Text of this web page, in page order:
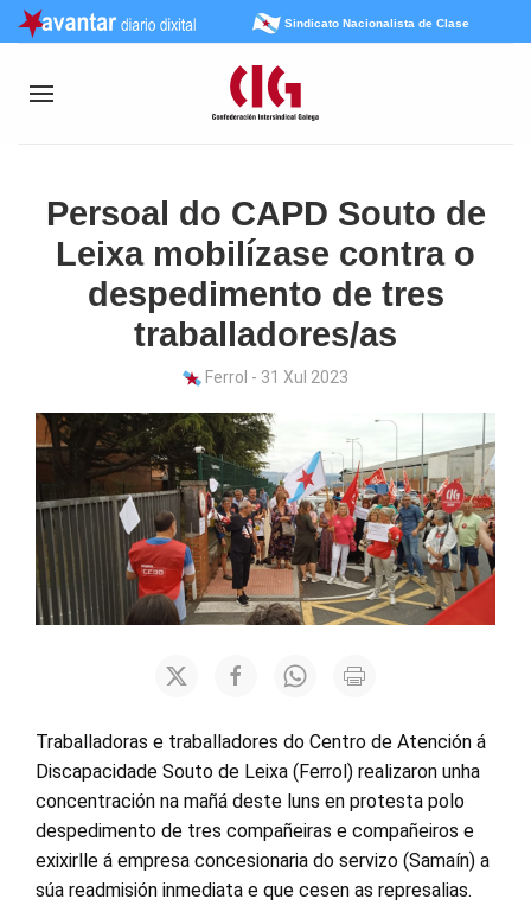
Sindicato Nacionalista de Clase
Persoal do CAPD Souto de
Leixa mobilízase contra o
despedimento de tres
traballadores/as
Ferrol - 31 Xul 2023
Traballadoras e traballadores do Centro de Atención á
Discapacidade Souto de Leixa (Ferrol) realizaron unha
concentración na mañá deste luns en protesta polo
despedimento de tres compañeiras e compañeiros e
exixirlle á empresa concesionaria do servizo (Samaín) a
súa readmisión inmediata e que cesen as represalias.